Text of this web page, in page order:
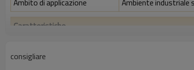
Ambito di applicazione
Ambiente industriale
Caratteristiche
Controlla la precisione
consigliare